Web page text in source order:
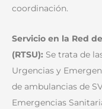
coordinación.
Servicio en la Red
(RTSU): Se trata de
Urgencias y
de ambulancias de
Emergencias